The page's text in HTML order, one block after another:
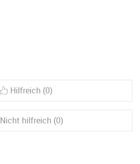
Hilfreich (0)
Nicht hilfreich (0)